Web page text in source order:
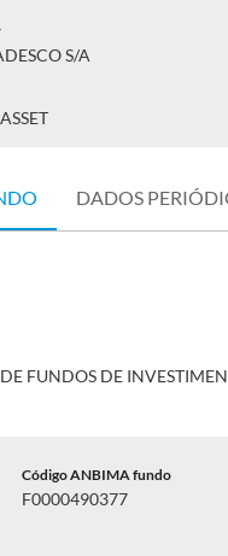
S/A
DADOS
FUNDOS DE
Código ANBIMA fundo
F0000490377